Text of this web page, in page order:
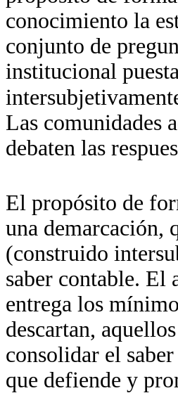
conocimiento la
conjunto de
institucional
Las comunidades
debaten las
El propósito de
una demarcación,
(construido
saber contable. El
entrega los
descartan,
consolidar el
que defiende y